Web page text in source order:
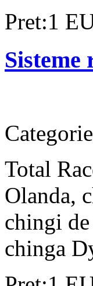
Pret:1
Sisteme
Total
Olanda,
chingi
chinga